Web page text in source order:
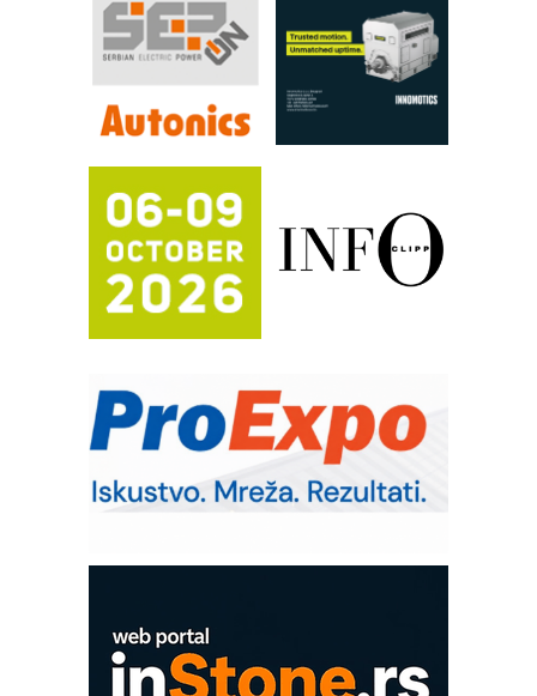
Automatizacija pakovanja · Display
(Shelf-Ready) omotnice
Proizvodnja iC7 Hybrid 1500 VDC
mrežnog pretvarača sa tečnim
hlađenjem
Trajna oznaka kao dugoročna korist
Bezbednost na prvom mestu!
IB BLUMENAUER - više od 40 godina
poverenja u industriji
COMBYPACK
– Pametna signalizacija za efikasnije
upravljanje mašinama
Sigurnije ispitivanje transformatora u
solarnim elektranama i vetroparkovima
Pranje točkova na gradilištu- standard
ROSA i SCHUNK podižu proizvodnju
Detekcija različitih oblika
MAREX - Lim i mašine za savremena
rešenja